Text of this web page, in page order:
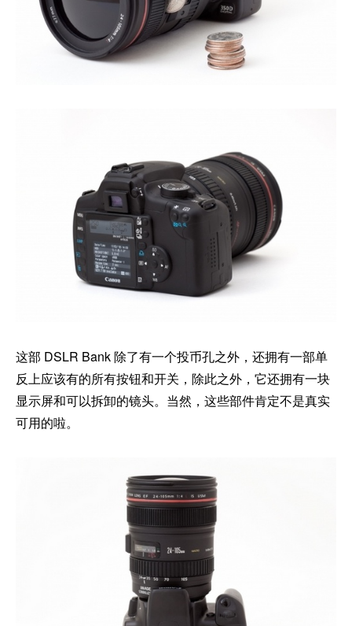
这部 DSLR Bank 除了有一个投币孔之外，还拥有一部单
反上应该有的所有按钮和开关，除此之外，它还拥有一块
显示屏和可以拆卸的镜头。当然，这些部件肯定不是真实
可用的啦。